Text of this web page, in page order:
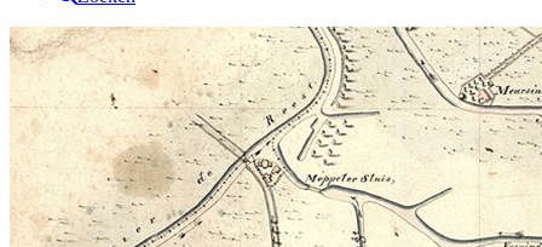
Drents Archief